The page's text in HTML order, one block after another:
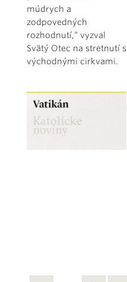
múdrych a
zodpovedných
rozhodnutí,“ vyzval
Svätý Otec na stretnutí s
východnými cirkvami.